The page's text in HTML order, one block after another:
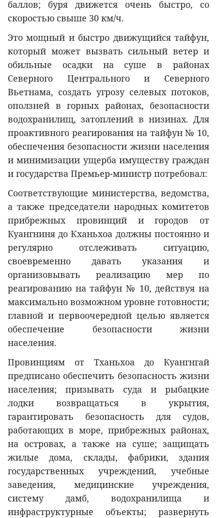
баллов; буря движется очень быстро, со
скоростью свыше 30 км/ч.
Это мощный и быстро движущийся тайфун,
который может вызвать сильный ветер и
обильные осадки на суше в районах
Северного Центрального и Северного
Вьетнама, создать угрозу селевых потоков,
оползней в горных районах, безопасности
водохранилищ, затоплений в низинах. Для
проактивного реагирования на тайфун № 10,
обеспечения безопасности жизни населения
и минимизации ущерба имуществу граждан
и государства Премьер-министр потребовал:
Соответствующие министерства, ведомства,
а также председатели народных комитетов
прибрежных провинций и городов от
Куангниня до Кханьхоа должны постоянно и
регулярно отслеживать ситуацию,
своевременно давать указания и
организовывать реализацию мер по
реагированию на тайфун № 10, действуя на
максимально возможном уровне готовности;
главной и первоочередной целью является
обеспечение безопасности жизни
населения.
Провинциям от Тханьхоа до Куангнгай
предписано обеспечить безопасность жизни
населения; призывать суда и рыбацкие
лодки возвращаться в укрытия,
гарантировать безопасность для судов,
работающих в море, прибрежных районах,
на островах, а также на суше; защищать
жилые дома, склады, фабрики, здания
государственных учреждений, учебные
заведения, медицинские учреждения,
систему дамб, водохранилища и
инфраструктурные объекты; развернуть